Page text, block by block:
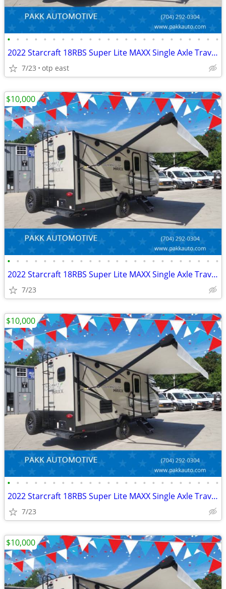
• • • • • • • • • • • • • • • • • • • • • • • •
2022 Starcraft 18RBS Super Lite MAXX Single Axle Travel Trailer Camper
7/23 otp east
• • • • • • • • • • • • • • • • • • • • • • • •
2022 Starcraft 18RBS Super Lite MAXX Single Axle Travel Trailer Camper
7/23
$10,000
• • • • • • • • • • • • • • • • • • • • • • • •
2022 Starcraft 18RBS Super Lite MAXX Single Axle Travel Trailer Camper
7/23
$10,000
$10,000